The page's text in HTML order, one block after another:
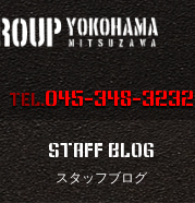
TEL.045-348-3232
店舗情報
地図
STAFF BLOG
スタッフブログ